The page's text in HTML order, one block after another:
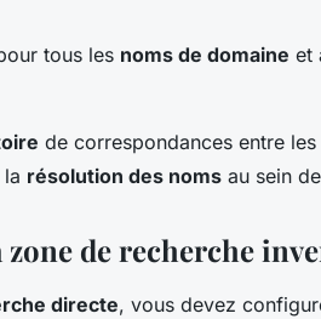
tous les noms de domaine et
de correspondances entre
résolution des noms au sein
de recherche
directe, vous devez